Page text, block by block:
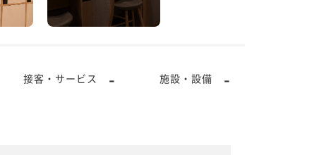
接客・サービス - 施設・設備 -